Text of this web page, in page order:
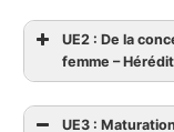
UE2 : De la
femme –
UE3 :